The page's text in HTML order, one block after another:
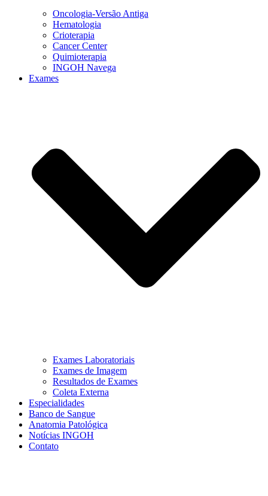
Oncologia-Versão Antiga
Hematologia
Crioterapia
Cancer Center
Quimioterapia
INGOH Navega
Exames
Exames Laboratoriais
Exames de Imagem
Resultados de Exames
Coleta Externa
Especialidades
Banco de Sangue
Anatomia Patológica
Notícias INGOH
Contato